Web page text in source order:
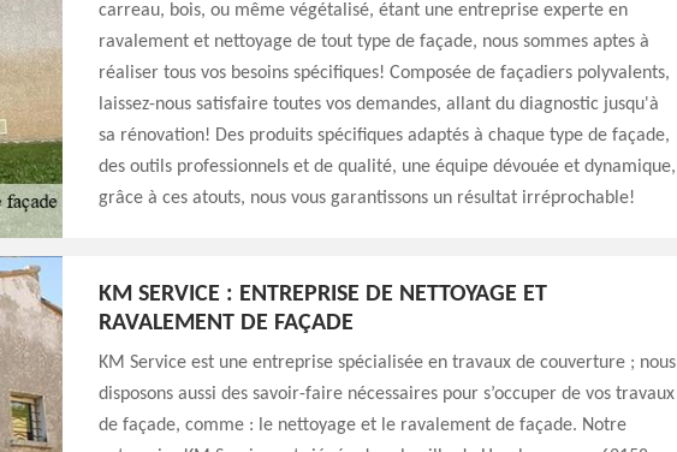
carreau, bois, ou même végétalisé, étant une entreprise experte en
ravalement et nettoyage de tout type de façade, nous sommes aptes à
réaliser tous vos besoins spécifiques! Composée de façadiers polyvalents,
laissez-nous satisfaire toutes vos demandes, allant du diagnostic jusqu'à
sa rénovation! Des produits spécifiques adaptés à chaque type de façade,
des outils professionnels et de qualité, une équipe dévouée et dynamique,
grâce à ces atouts, nous vous garantissons un résultat irréprochable!
KM SERVICE : ENTREPRISE DE NETTOYAGE ET
RAVALEMENT DE FAÇADE
KM Service est une entreprise spécialisée en travaux de couverture ; nous
disposons aussi des savoir-faire nécessaires pour s’occuper de vos travaux
de façade, comme : le nettoyage et le ravalement de façade. Notre